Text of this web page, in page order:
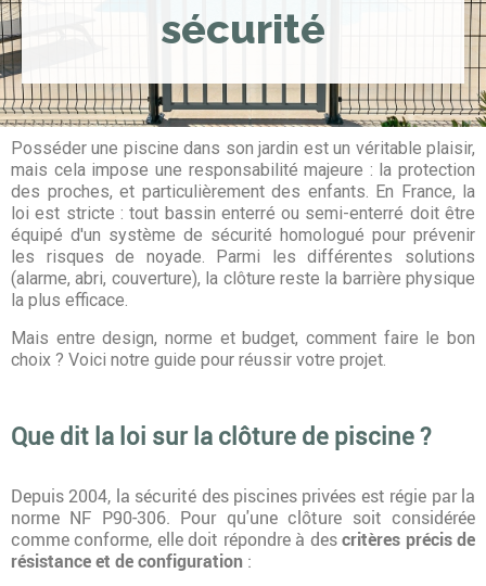
sécurité
Posséder une piscine dans son jardin est un véritable plaisir,
mais cela impose une responsabilité majeure : la protection
des proches, et particulièrement des enfants. En France, la
loi est stricte : tout bassin enterré ou semi-enterré doit être
équipé d'un système de sécurité homologué pour prévenir
les risques de noyade. Parmi les différentes solutions
(alarme, abri, couverture), la clôture reste la barrière physique
la plus efficace.
Mais entre design, norme et budget, comment faire le bon
choix ? Voici notre guide pour réussir votre projet.
Que dit la loi sur la clôture de piscine ?
Depuis 2004, la sécurité des piscines privées est régie par la
norme NF P90-306. Pour qu'une clôture soit considérée
comme conforme, elle doit répondre à descritères précis de
résistance et de configuration :